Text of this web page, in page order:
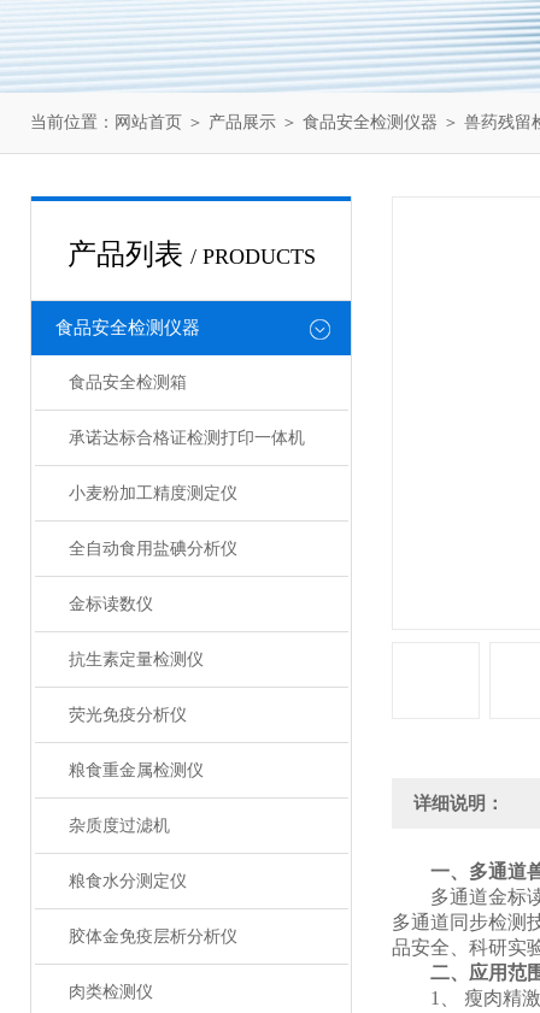
当前位置： 网站首页 ＞ 产品展示 ＞ 食品安全检测仪器 ＞ 兽药残留
产品列表 / PRODUCTS
食品安全检测仪器
食品安全检测箱
承诺达标合格证检测打印一体机
小麦粉加工精度测定仪
全自动食用盐碘分析仪
金标读数仪
抗生素定量检测仪
荧光免疫分析仪
粮食重金属检测仪
杂质度过滤机
粮食水分测定仪
胶体金免疫层析分析仪
肉类检测仪
详细说明：
一、 多通道
多通道金标读
多通道同步检测
品安全、科研实
二、应用范
1、 瘦肉精激